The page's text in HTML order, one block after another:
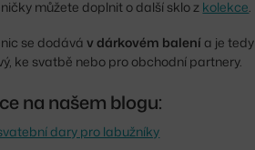
můžete doplnit o další sklo z kolekce.
se dodáváv dárkovém balení a je
ke svatbě nebo pro obchodní partnery.
na našem blogu:
dary pro labužníky